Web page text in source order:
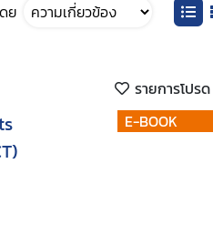
ย
รายการโปรด
E-BOOK